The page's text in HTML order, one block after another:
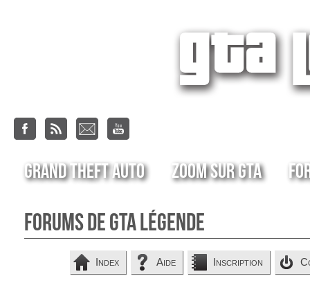
Grand Theft Auto Zoom sur GTA
Forums de GTA Légende
Index Aide Inscription